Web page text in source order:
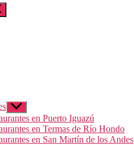
Mostrar
el
submenú
en Puerto Iguazú
en Termas de Río Hondo
en San Martín de los Andes